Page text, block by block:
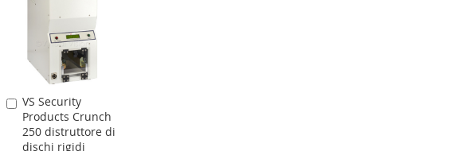
VS Security
Products Crunch
250 distruttore di
dischi rigidi
Aggiungi
al
Carrello